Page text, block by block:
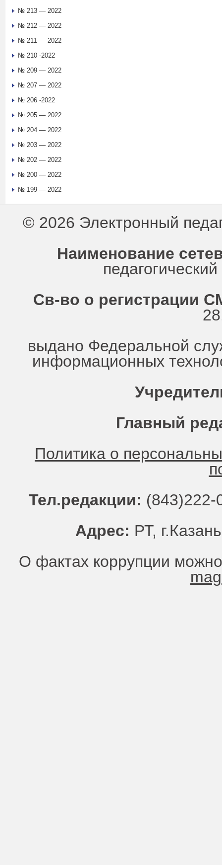
№ 213 — 2022
№ 212 — 2022
№ 211 — 2022
№ 210 -2022
№ 209 — 2022
№ 207 — 2022
№ 206 -2022
№ 205 — 2022
№ 204 — 2022
№ 203 — 2022
№ 202 — 2022
№ 200 — 2022
№ 199 — 2022
© 2026 Электронный
Наименование
Св-во о регистрации
выдано Федеральной
информационных
Главный
Политика о
Тел.редакции:
Адрес: РТ,
О фактах коррупции